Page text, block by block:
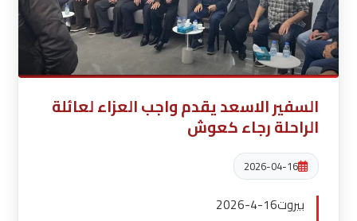
السفير الاسعد يقدم واجب العزاء لعائلة
الراحلة رجاء كعوش
2026-04-16
بيروت16-4-2026